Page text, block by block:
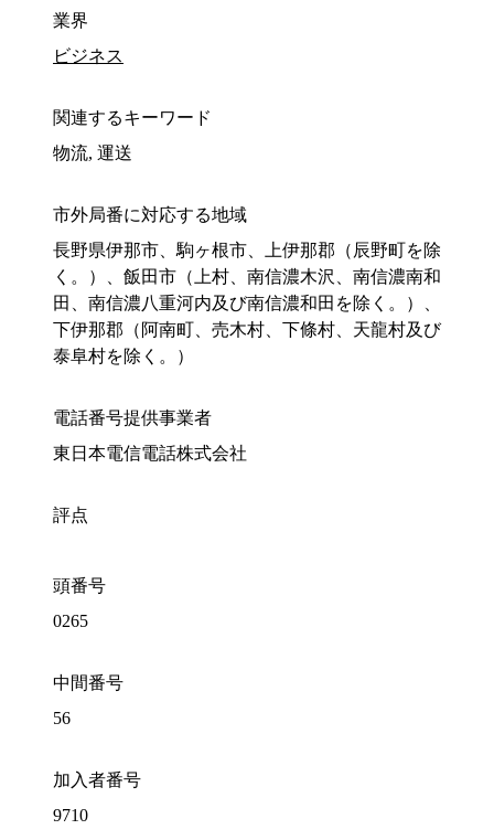
業界
ビジネス
関連するキーワード
物流, 運送
市外局番に対応する地域
長野県伊那市、駒ヶ根市、上伊那郡（辰野町を除
く。）、飯田市（上村、南信濃木沢、南信濃南和
田、南信濃八重河内及び南信濃和田を除く。）、
下伊那郡（阿南町、売木村、下條村、天龍村及び
泰阜村を除く。）
電話番号提供事業者
東日本電信電話株式会社
評点
頭番号
0265
中間番号
56
加入者番号
9710